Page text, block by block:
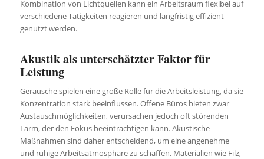
Kombination von Lichtquellen kann ein Arbeitsraum flexibel auf
verschiedene Tätigkeiten reagieren und langfristig effizient
genutzt werden.
Akustik als unterschätzter Faktor für
Leistung
Geräusche spielen eine große Rolle für die Arbeitsleistung, da sie
Konzentration stark beeinflussen. Offene Büros bieten zwar
Austauschmöglichkeiten, verursachen jedoch oft störenden
Lärm, der den Fokus beeinträchtigen kann. Akustische
Maßnahmen sind daher entscheidend, um eine angenehme
und ruhige Arbeitsatmosphäre zu schaffen. Materialien wie Filz,